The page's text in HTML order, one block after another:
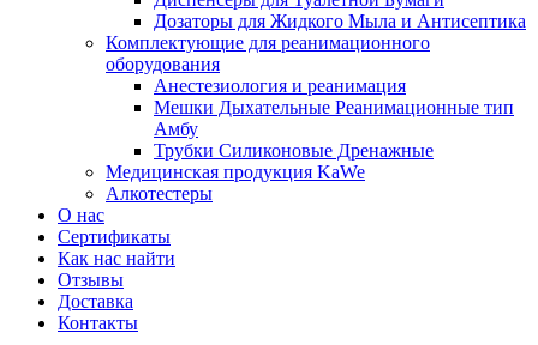
Дозаторы для Жидкого Мыла и Антисептика
Комплектующие для реанимационного
оборудования
Анестезиология и реанимация
Мешки Дыхательные Реанимационные тип
Амбу
Трубки Силиконовые Дренажные
Медицинская продукция KaWe
Алкотестеры
О нас
Сертификаты
Как нас найти
Отзывы
Доставка
Контакты